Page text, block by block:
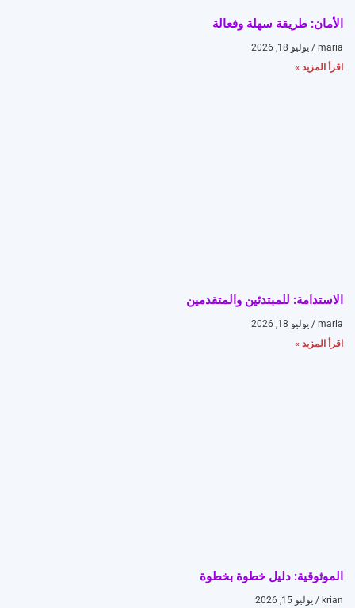
الأمان: طريقة سهلة وفعالة
maria
يوليو 18, 2026
اقرأ المزيد »
الاستدامة: للمبتدئين والمتقدمين
maria
يوليو 18, 2026
اقرأ المزيد »
الموثوقية: دليل خطوة بخطوة
krian
يوليو 15, 2026